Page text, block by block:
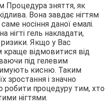
Процедура зняття, як
Вона завдає нігтям
носіння даної емалі.
нігті гель накладати,
ризики. Якщо у Вас
краще відмовитися від
під гелевим
кисню. Таким
зростання і значно
робити процедуру тим, хто
нігтями.